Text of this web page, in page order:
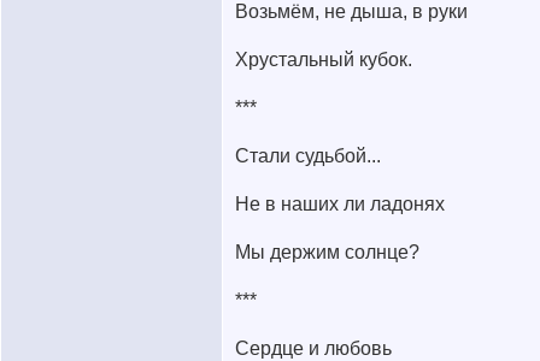
Возьмём, не дыша, в руки
Хрустальный кубок.
***
Стали судьбой...
Не в наших ли ладонях
Мы держим солнце?
***
Сердце и любовь